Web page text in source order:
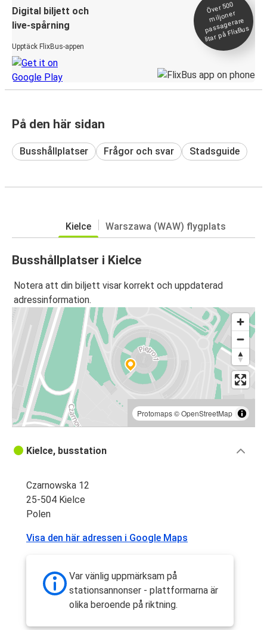
Digital biljett och
live-spårning
Upptäck FlixBus-appen
Över 500
miljoner
passagerare
litar på FlixBus
På den här sidan
Busshållplatser Frågor och svar Stadsguide
Kielce Warszawa (WAW) flygplats
Busshållplatser i Kielce
Notera att din biljett visar korrekt och uppdaterad
adressinformation.
Protomaps©OpenStreetMap
Kielce, busstation
Czarnowska 12
25-504 Kielce
Polen
Visa den här adressen i Google Maps
Var vänlig uppmärksam på
stationsannonser - plattformarna är
olika beroende på riktning.